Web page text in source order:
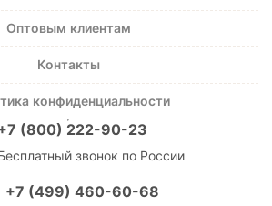
Оптовым клиентам
Контакты
конфиденциальности
(800) 222-90-23
звонок по России
+7 (499) 460-60-68